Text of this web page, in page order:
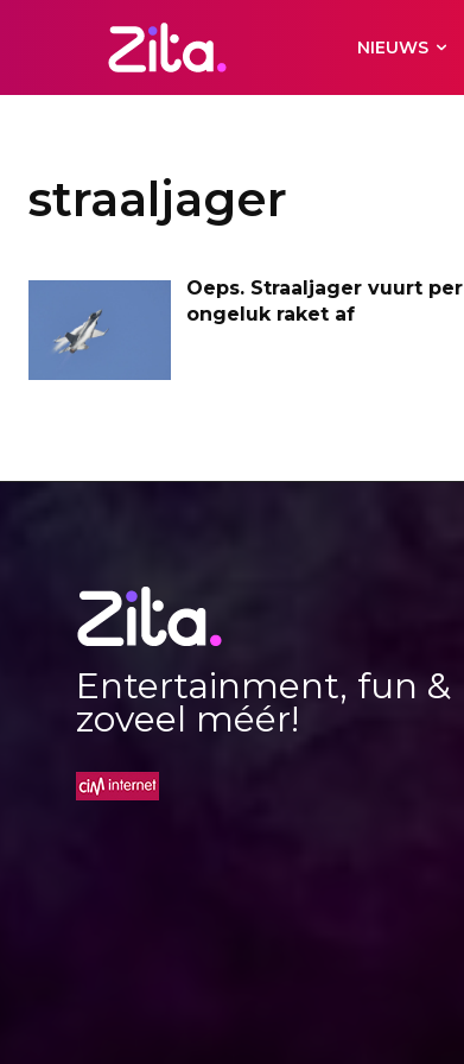
NIEUWS
straaljager
Oeps. Straaljager vuurt per
ongeluk raket af
Entertainment, fun &
zoveel méér!